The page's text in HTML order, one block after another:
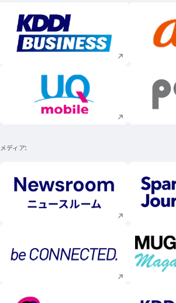
新規ウィンドウで開く
新規ウィンドウで開く
メディア
新規ウィンドウで開く
新規ウィンドウで開く